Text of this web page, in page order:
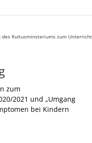
des Kultusminsteriums zum
zum
2021 und „Umgang
bei Kindern